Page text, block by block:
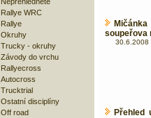
Rallye WRC
Rallye
Okruhy
Trucky - okruhy
Závody do vrchu
Rallyecross
Autocross
Trucktrial
Ostatní disciplíny
Off road
soupeřova
30.6.2008
Přehled